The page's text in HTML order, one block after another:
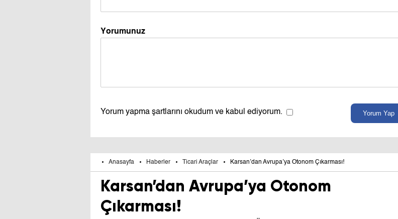
Yorumunuz
Yorum yapma şartlarını okudum ve kabul ediyorum. Yorum Yap
Anasayfa Haberler Ticari Araçlar Karsan’dan Avrupa’ya Otonom Çıkarması!
Karsan’dan Avrupa’ya Otonom
Çıkarması!